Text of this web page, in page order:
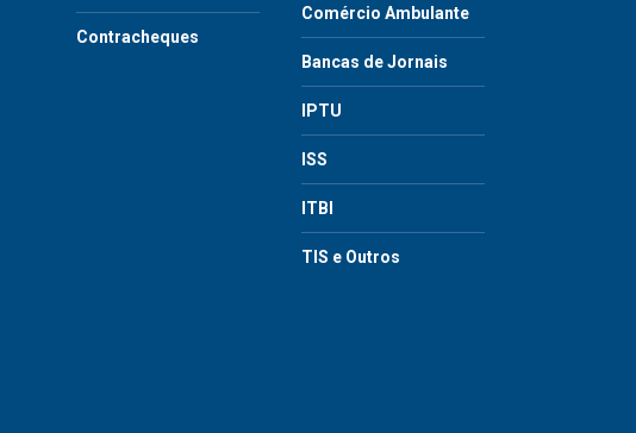
Contracheques
Comércio Ambulante
Bancas de Jornais
IPTU
ISS
ITBI
TIS e Outros